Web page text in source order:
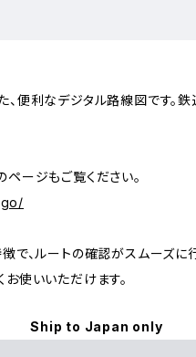
便利なデジタル路線図です。鉄
ージもご覧ください。
で、ルートの確認がスムーズに
使いいただけます。
Ship to Japan only